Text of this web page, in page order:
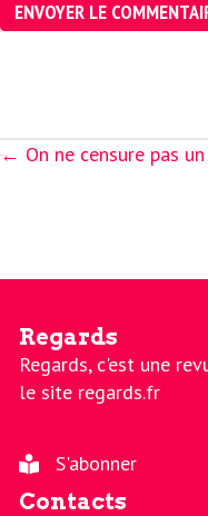
Posts
← On ne censure pas
Regards
Regards, c'est une
le site regards.fr
S'abonner
Contacts